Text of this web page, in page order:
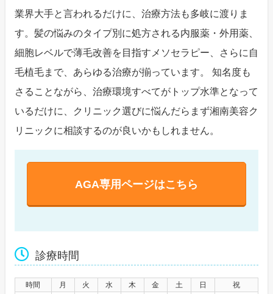
業界大手と言われるだけに、治療方法も多岐に渡りま
す。髪の悩みのタイプ別に処方される内服薬・外用薬、
細胞レベルで薄毛改善を目指すメソセラピー、さらに自
毛植毛まで、あらゆる治療が揃っています。 知名度も
さることながら、治療環境すべてがトップ水準となって
いるだけに、クリニック選びに悩んだらまず湘南美容ク
リニックに相談するのが良いかもしれません。
AGA専用ページはこちら
診療時間
時間 月 火 水 木 金 土 日
祝